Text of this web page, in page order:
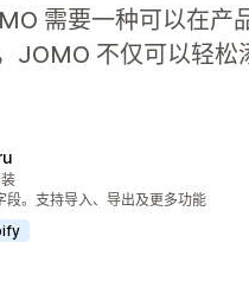
需要一种可以在产
JOMO 不仅可以轻松
段。支持导入、导出及更多功能